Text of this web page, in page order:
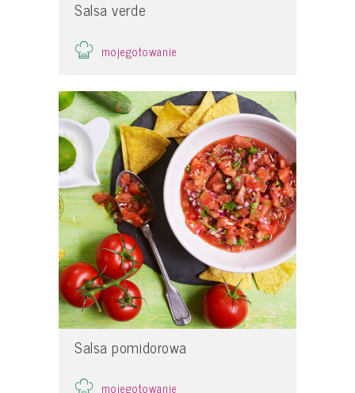
Salsa verde
mojegotowanie
Salsa pomidorowa
mojegotowanie